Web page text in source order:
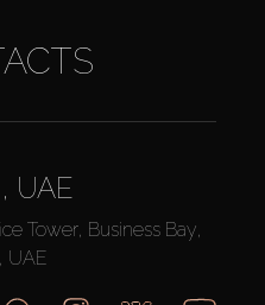
UAE
Tower, Business Bay,
UAE